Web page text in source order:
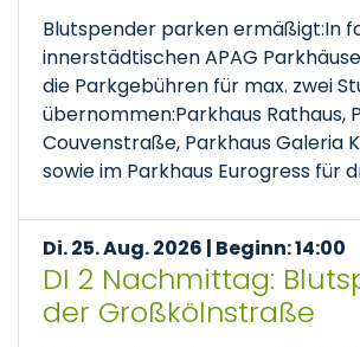
Blutspender parken ermäßigt:In
innerstädtischen APAG
die Parkgebühren für max. zwei
übernommen:Parkhaus Rathaus,
Couvenstraße, Parkhaus Galeria
sowie im Parkhaus Eurogress für
Di. 25. Aug. 2026 | Beginn: 14:00
DI 2 Nachmittag:
der Großkölnstraße